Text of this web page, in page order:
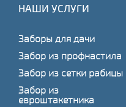
НАШИ УСЛУГИ
Заборы для дачи
Забор из профнастила
Забор из сетки рабицы
Забор из
евроштакетника